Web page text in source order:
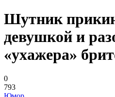
Шутник
девушкой и
«ухажера»
0
793